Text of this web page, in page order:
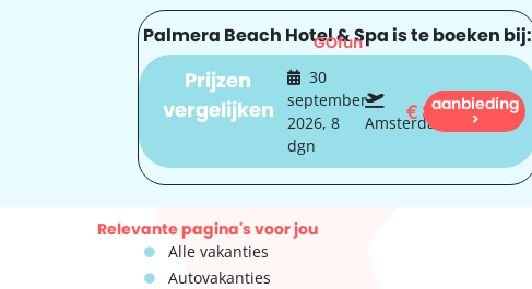
Palmera Beach Hotel & Spa is te boeken bij:
GOfun
Prijzen
vergelijken
30
september
2026, 8
dgn
Amsterdam
€857
aanbieding
>
Relevante pagina's voor jou
Alle vakanties
Autovakanties